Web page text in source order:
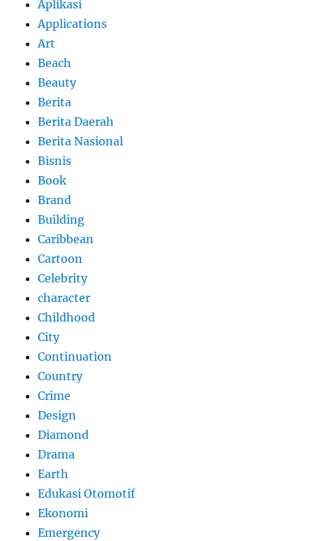
Aplikasi
Applications
Art
Beach
Beauty
Berita
Berita Daerah
Berita Nasional
Bisnis
Book
Brand
Building
Caribbean
Cartoon
Celebrity
character
Childhood
City
Continuation
Country
Crime
Design
Diamond
Drama
Earth
Edukasi Otomotif
Ekonomi
Emergency